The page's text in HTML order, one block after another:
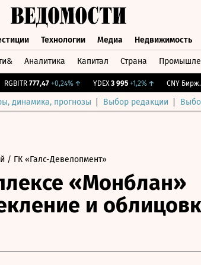
Технологии Медиа Недвижимость
Аналитика Капитал Страна
777,47 +0,24%↑ YDEX 3 995 +1,2%↑ CNY Бирж. 0
динамика, прогнозы Выбор редакции
/ ГК «Галс-Девелопмент»
«Монблан»
и